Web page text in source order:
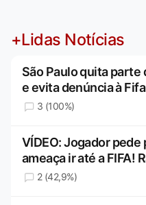
+Lidas Notícias
São Paulo quita parte
e evita denúncia à Fifa
3 (100%)
VÍDEO: Jogador pede
ameaça ir até a FIFA!
2 (42,9%)